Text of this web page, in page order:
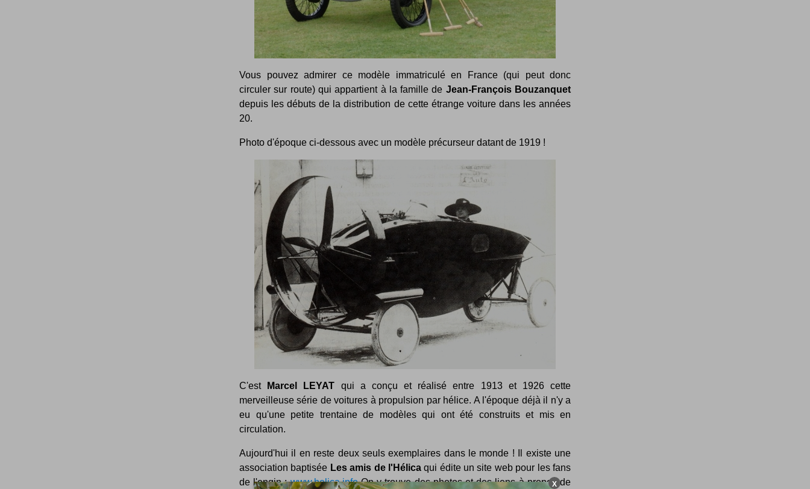
Vous pouvez admirer ce modèle immatriculé en France (qui peut donc
circuler sur route) qui appartient à la famille de Jean-François Bouzanquet
depuis les débuts de la distribution de cette étrange voiture dans les années
20.
Photo d'époque ci-dessous avec un modèle précurseur datant de 1919 !
C'est Marcel LEYAT qui a conçu et réalisé entre 1913 et 1926 cette
merveilleuse série de voitures à propulsion par hélice. A l'époque déjà il n'y a
eu qu'une petite trentaine de modèles qui ont été construits et mis en
circulation.
Aujourd'hui il en reste deux seuls exemplaires dans le monde ! Il existe une
association baptisée Les amis de l'Hélicaqui édite un site web pour les fans
de l'engin :www.helica.infoOn y trouve des photos et des liens à propos de
X